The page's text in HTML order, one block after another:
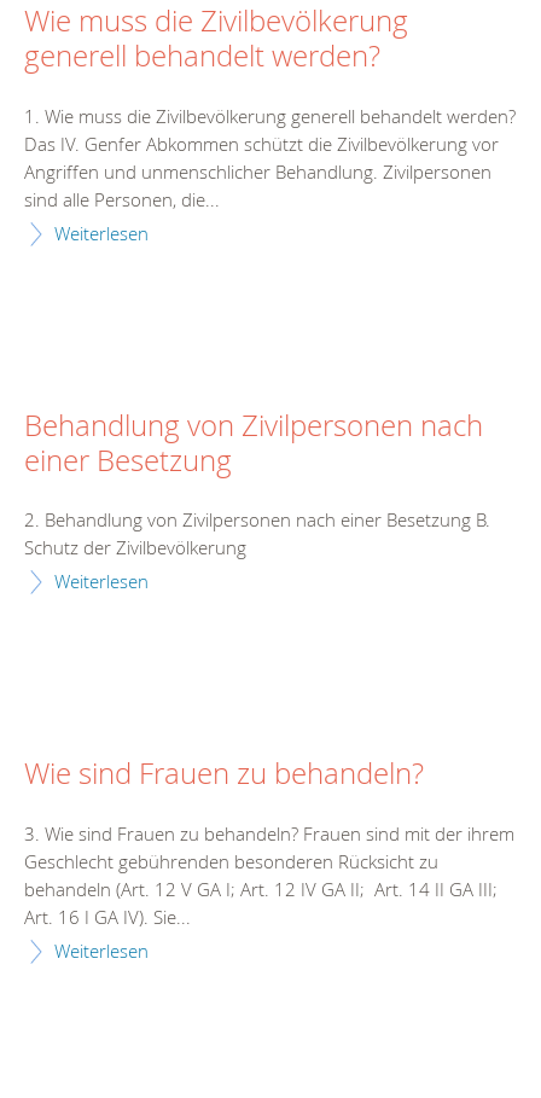
Wie muss die Zivilbevölkerung
generell behandelt werden?
1. Wie muss die Zivilbevölkerung generell behandelt werden?
Das IV. Genfer Abkommen schützt die Zivilbevölkerung vor
Angriffen und unmenschlicher Behandlung. Zivilpersonen
sind alle Personen, die...
Weiterlesen
Behandlung von Zivilpersonen nach
einer Besetzung
2. Behandlung von Zivilpersonen nach einer Besetzung B.
Schutz der Zivilbevölkerung
Weiterlesen
Wie sind Frauen zu behandeln?
3. Wie sind Frauen zu behandeln? Frauen sind mit der ihrem
Geschlecht gebührenden besonderen Rücksicht zu
behandeln (Art. 12 V GA I; Art. 12 IV GA II; Art. 14 II GA III;
Art. 16 I GA IV). Sie...
Weiterlesen